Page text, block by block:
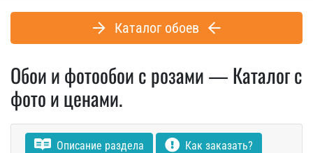
Каталог обоев
Обои и фотообои с розами — Каталог с
фото и ценами.
Описание раздела Как заказать?